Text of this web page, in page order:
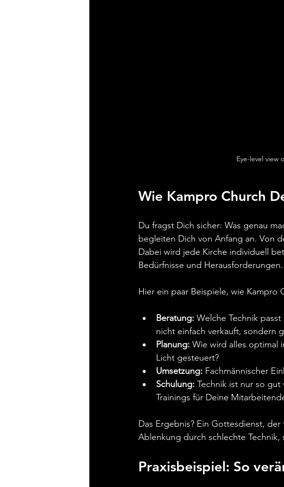
Eye-level view
Wie Kampro Church
Du fragst Dich sicher: Was genau
begleiten Dich von Anfang an. Von
Dabei wird jede Kirche individuell
Bedürfnisse und Herausforderungen.
Hier ein paar Beispiele, wie Kampro
Beratung: Welche Technik
nicht einfach verkauft, sondern
Planung: Wie wird alles optimal
Licht gesteuert?
Umsetzung: Fachmännischer
Schulung: Technik ist nur so
Trainings für Deine
Das Ergebnis? Ein Gottesdienst,
Ablenkung durch schlechte
Praxisbeispiel: So